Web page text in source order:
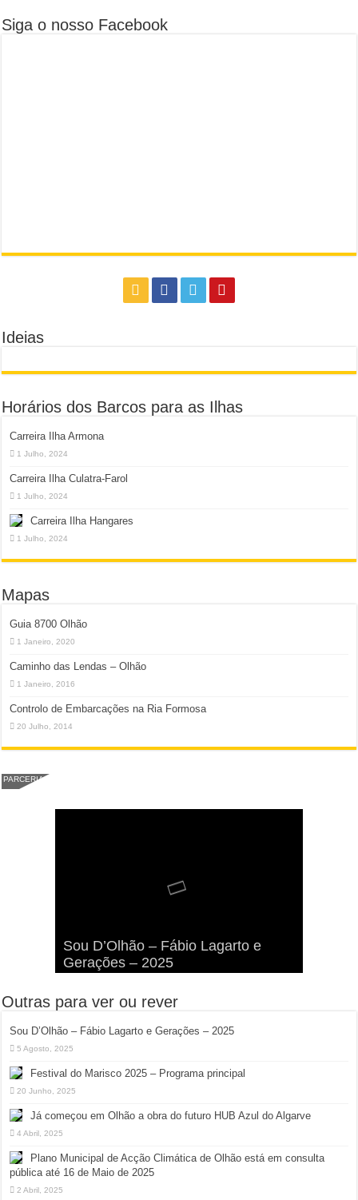
Siga o nosso Facebook
Ideias
Horários dos Barcos para as Ilhas
Carreira Ilha Armona
1 Julho, 2024
Carreira Ilha Culatra-Farol
1 Julho, 2024
Carreira Ilha Hangares
1 Julho, 2024
Mapas
Guia 8700 Olhão
1 Janeiro, 2020
Caminho das Lendas – Olhão
1 Janeiro, 2016
Controlo de Embarcações na Ria Formosa
20 Julho, 2014
PARCERIA
Sou D’Olhão – Fábio Lagarto e
Gerações – 2025
Armona: Música, Comida e
Diversão à Beira-Ria!
Taphani X Benkest: Vídeo Musical
na Ilha da Armona
“Lavar a Loiça” na Ilha dos
Hangares
Quatro Dias Mais Um de Aventura e
Diversão!
Outras para ver ou rever
Sou D’Olhão – Fábio Lagarto e Gerações – 2025
5 Agosto, 2025
Festival do Marisco 2025 – Programa principal
20 Junho, 2025
Já começou em Olhão a obra do futuro HUB Azul do Algarve
4 Abril, 2025
Plano Municipal de Acção Climática de Olhão está em consulta
pública até 16 de Maio de 2025
2 Abril, 2025